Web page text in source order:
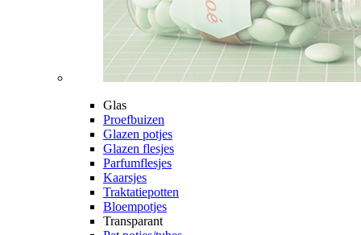
Glas
Proefbuizen
Glazen potjes
Glazen flesjes
Parfumflesjes
Kaarsjes
Traktatiepotten
Bloempotjes
Transparant